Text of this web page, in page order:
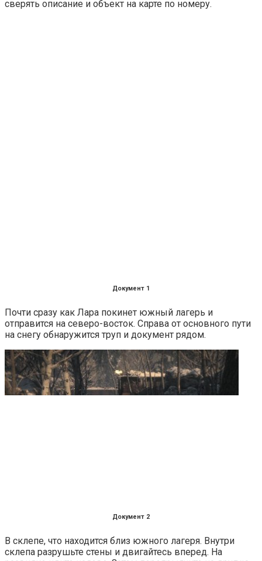
сверять описание и объект на карте по номеру.
Документ 1
Почти сразу как Лара покинет южный лагерь и
отправится на северо-восток. Справа от основного пути
на снегу обнаружится труп и документ рядом.
Документ 2
В склепе, что находится близ южного лагеря. Внутри
склепа разрушьте стены и двигайтесь вперед. На